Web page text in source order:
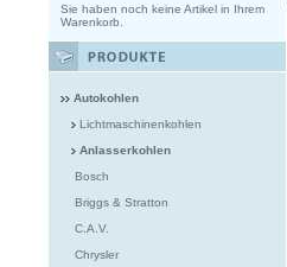
Sie haben noch keine Artikel in Ihrem
Warenkorb.
Autokohlen
Lichtmaschinenkohlen
Anlasserkohlen
Bosch
Briggs & Stratton
C.A.V.
Chrysler